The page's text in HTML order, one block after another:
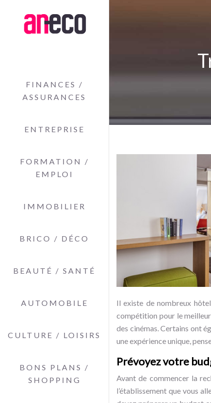
FINANCES /
ASSURANCES
ENTREPRISE
FORMATION /
EMPLOI
IMMOBILIER
BRICO / DÉCO
BEAUTÉ / SANTÉ
AUTOMOBILE
CULTURE / LOISIRS
BONS PLANS /
SHOPPING
Il existe de nombreux
compétition pour le
des cinémas. Certains ont
une expérience unique,
Prévoyez votre
Avant de commencer la
l’établissement que vous